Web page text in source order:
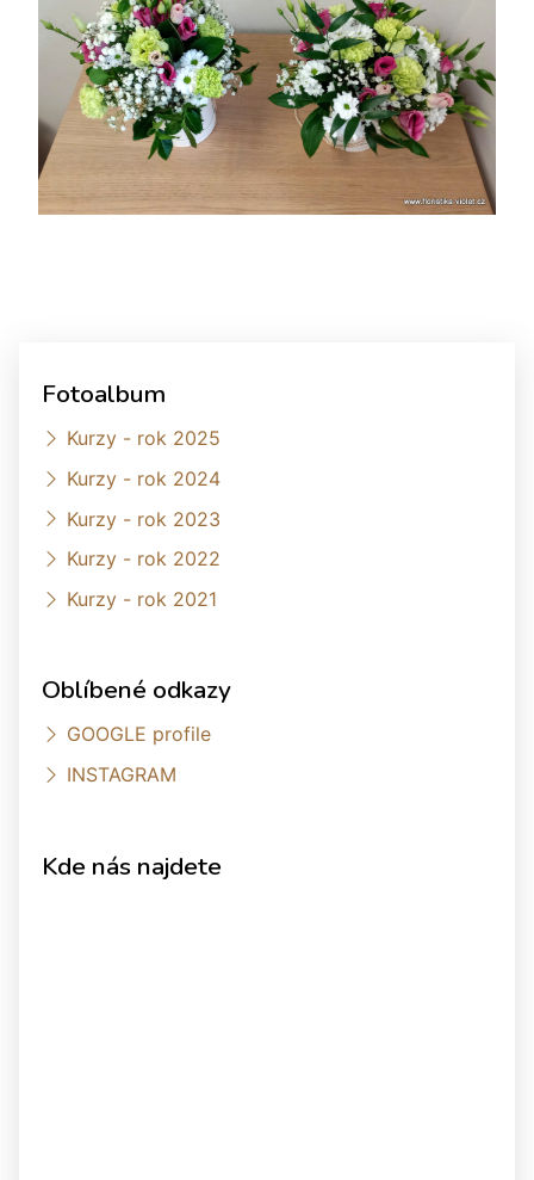
Fotoalbum
Kurzy - rok 2025
Kurzy - rok 2024
Kurzy - rok 2023
Kurzy - rok 2022
Kurzy - rok 2021
Oblíbené odkazy
GOOGLE profile
INSTAGRAM
Kde nás najdete